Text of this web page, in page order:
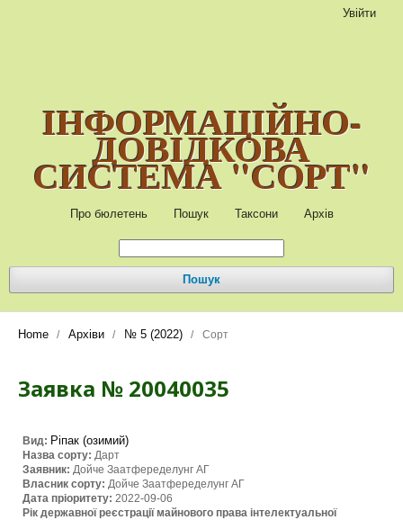
ІНФОРМАЦІЙНО-
ДОВІДКОВА
СИСТЕМА "СОРТ"
Про бюлетень Пошук Таксони Архів
Пошук
Увійти
Home / Архіви / № 5 (2022) / Сорт
Заявка № 20040035
Вид: Ріпак (озимий)
Назва сорту: Дарт
Заявник: Дойче Заатфеределунг АГ
Власник сорту: Дойче Заатфеределунг АГ
Дата пріоритету: 2022-09-06
Рік державної реєстрації майнового права інтелектуальної